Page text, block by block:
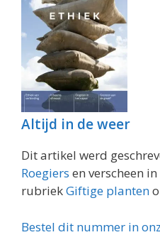
Altijd in de weer
Dit artikel werd
Roegiers en verscheen in
rubriekGiftige planten
Bestel dit nummer in